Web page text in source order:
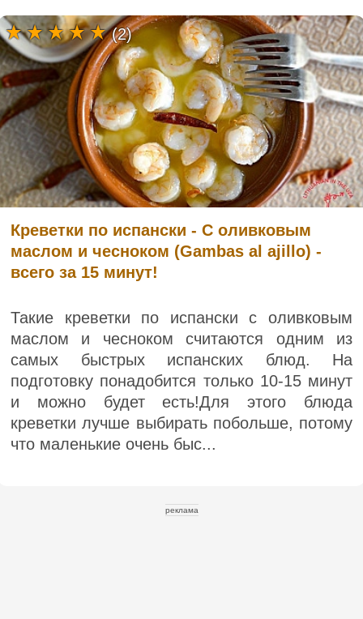
Креветки по испански - С оливковым
маслом и чесноком (Gambas al ajillo) -
всего за 15 минут!
Такие креветки по испански с оливковым
маслом и чесноком считаются одним из
самых быстрых испанских блюд. На
подготовку понадобится только 10-15 минут
и можно будет есть!Для этого блюда
креветки лучше выбирать побольше, потому
что маленькие очень быс...
(2)
реклама